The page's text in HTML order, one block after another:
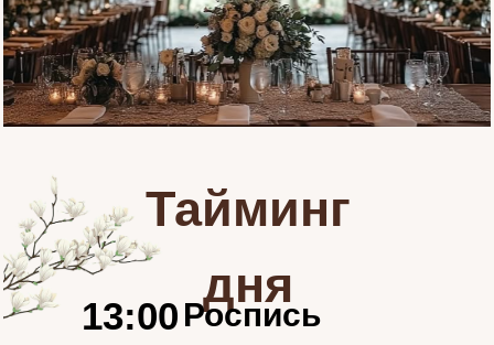
Тайминг
дня
Роспись
13:00